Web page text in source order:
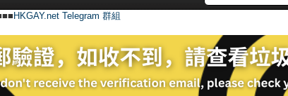
HKGAY.net Telegram 群組